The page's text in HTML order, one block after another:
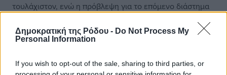
Δημοκρατική της Ρόδου - Do Not Process My
Personal Information
If you wish to opt-out of the sale, sharing to third parties, or
τουλάχιστον, ενώ η πρόβλεψη για το επόμενο διάστημα
Νάξος των πολλών επιλογών εδραιώνεται ως ένας
αξιόπιστος και απολαυστικός προορισμός»,
& Μικρών Κυκλάδων Βαγγέλης Κατσαράς.